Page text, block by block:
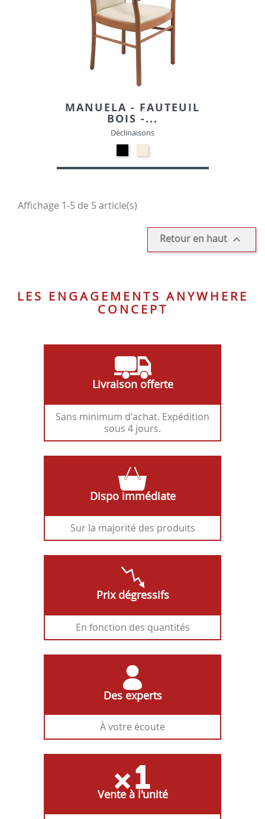
MANUELA - FAUTEUIL
BOIS -...
Déclinaisons
-
Noir
-
Beige
Affichage 1-5 de 5 article(s)
Retour en haut 
LES ENGAGEMENTS ANYWHERE
CONCEPT
Livraison offerte
Sans minimum d'achat. Expédition
sous 4 jours.
Dispo immédiate
Sur la majorité des produits
Prix dégressifs
En fonction des quantités
Des experts
À votre écoute
Vente à l'unité